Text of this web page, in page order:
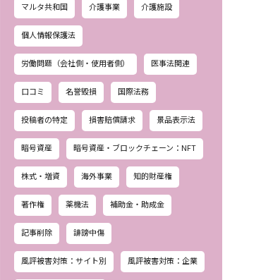
マルタ共和国 介護事業 介護施設
個人情報保護法
労働問題（会社側・使用者側） 医事法関連
口コミ 名誉毀損 国際法務
投稿者の特定 損害賠償請求 景品表示法
暗号資産 暗号資産・ブロックチェーン：NFT
株式・増資 海外事業 知的財産権
著作権 薬機法 補助金・助成金
記事削除 誹謗中傷
風評被害対策：サイト別 風評被害対策：企業